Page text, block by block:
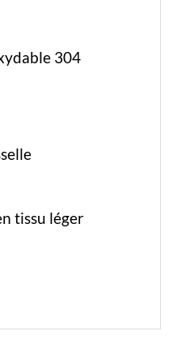
304
tissu léger